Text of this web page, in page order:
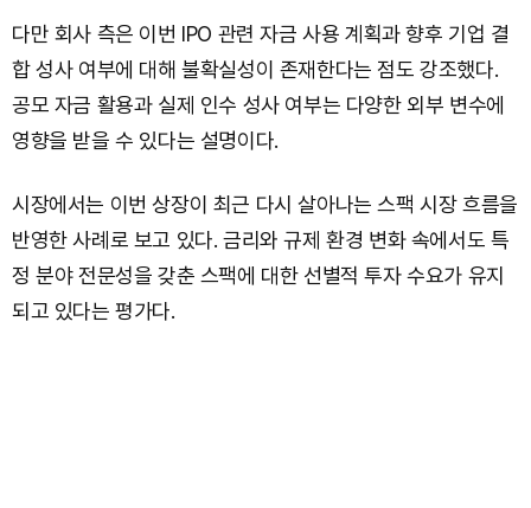
다만 회사 측은 이번 IPO 관련 자금 사용 계획과 향후 기업 결
합 성사 여부에 대해 불확실성이 존재한다는 점도 강조했다.
공모 자금 활용과 실제 인수 성사 여부는 다양한 외부 변수에
영향을 받을 수 있다는 설명이다.
시장에서는 이번 상장이 최근 다시 살아나는 스팩 시장 흐름을
반영한 사례로 보고 있다. 금리와 규제 환경 변화 속에서도 특
정 분야 전문성을 갖춘 스팩에 대한 선별적 투자 수요가 유지
되고 있다는 평가다.